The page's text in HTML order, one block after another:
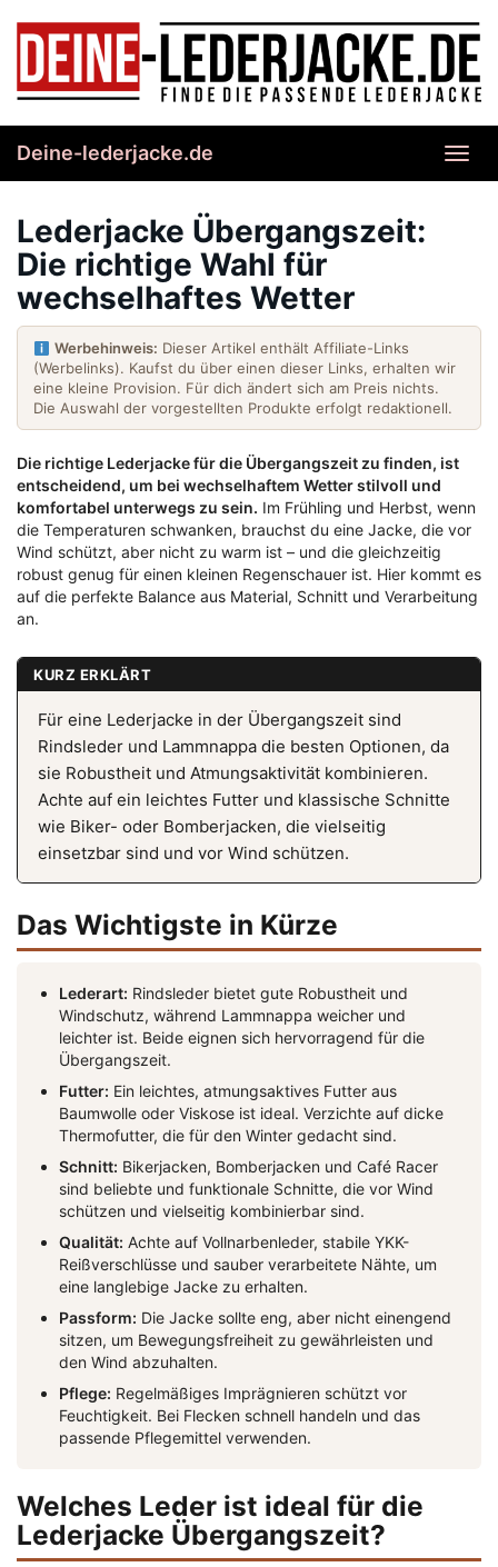
content
Deine-lederjacke.de
Lederjacke Übergangszeit:
Die richtige Wahl für
wechselhaftes Wetter
Werbehinweis: Dieser Artikel enthält Affiliate-Links
(Werbelinks). Kaufst du über einen dieser Links, erhalten wir
eine kleine Provision. Für dich ändert sich am Preis nichts.
Die Auswahl der vorgestellten Produkte erfolgt redaktionell.
Die richtige Lederjacke für die Übergangszeit zu finden, ist
entscheidend, um bei wechselhaftem Wetter stilvoll und
komfortabel unterwegs zu sein. Im Frühling und Herbst, wenn
die Temperaturen schwanken, brauchst du eine Jacke, die vor
Wind schützt, aber nicht zu warm ist – und die gleichzeitig
robust genug für einen kleinen Regenschauer ist. Hier kommt es
auf die perfekte Balance aus Material, Schnitt und Verarbeitung
an.
KURZ ERKLÄRT
Für eine Lederjacke in der Übergangszeit sind
Rindsleder und Lammnappa die besten Optionen, da
sie Robustheit und Atmungsaktivität kombinieren.
Achte auf ein leichtes Futter und klassische Schnitte
wie Biker- oder Bomberjacken, die vielseitig
einsetzbar sind und vor Wind schützen.
Das Wichtigste in Kürze
Lederart: Rindsleder bietet gute Robustheit und
Windschutz, während Lammnappa weicher und
leichter ist. Beide eignen sich hervorragend für die
Übergangszeit.
Futter: Ein leichtes, atmungsaktives Futter aus
Baumwolle oder Viskose ist ideal. Verzichte auf dicke
Thermofutter, die für den Winter gedacht sind.
Schnitt: Bikerjacken, Bomberjacken und Café Racer
sind beliebte und funktionale Schnitte, die vor Wind
schützen und vielseitig kombinierbar sind.
Qualität: Achte auf Vollnarbenleder, stabile YKK-
Reißverschlüsse und sauber verarbeitete Nähte, um
eine langlebige Jacke zu erhalten.
Passform: Die Jacke sollte eng, aber nicht einengend
sitzen, um Bewegungsfreiheit zu gewährleisten und
den Wind abzuhalten.
Pflege: Regelmäßiges Imprägnieren schützt vor
Feuchtigkeit. Bei Flecken schnell handeln und das
passende Pflegemittel verwenden.
Welches Leder ist ideal für die
Lederjacke Übergangszeit?